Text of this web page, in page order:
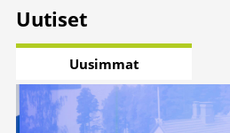
alan kumppaneillemme tietoja
sivustoamme. Kumppanimme
tietoja muihin tietoihin, joita olet
kerätty, kun olet käyttänyt heidän
saatetaan myös siirtää
Uutiset
Uusimmat